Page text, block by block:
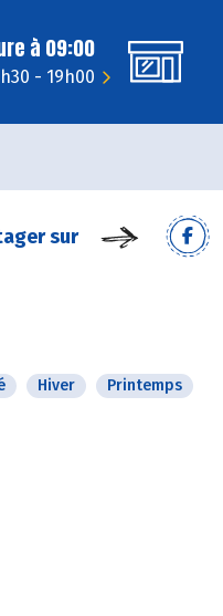
à 09:00
- 19h00
sur
Hiver Printemps